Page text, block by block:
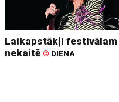
Laikapstākļi festivālam
nekaitē © DIENA